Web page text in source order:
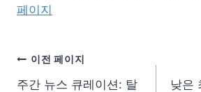
페이지
이전 페이지
주간 뉴스 큐레이션: 탈
낮은